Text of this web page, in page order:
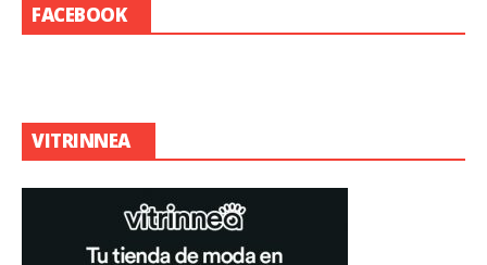
FACEBOOK
VITRINNEA